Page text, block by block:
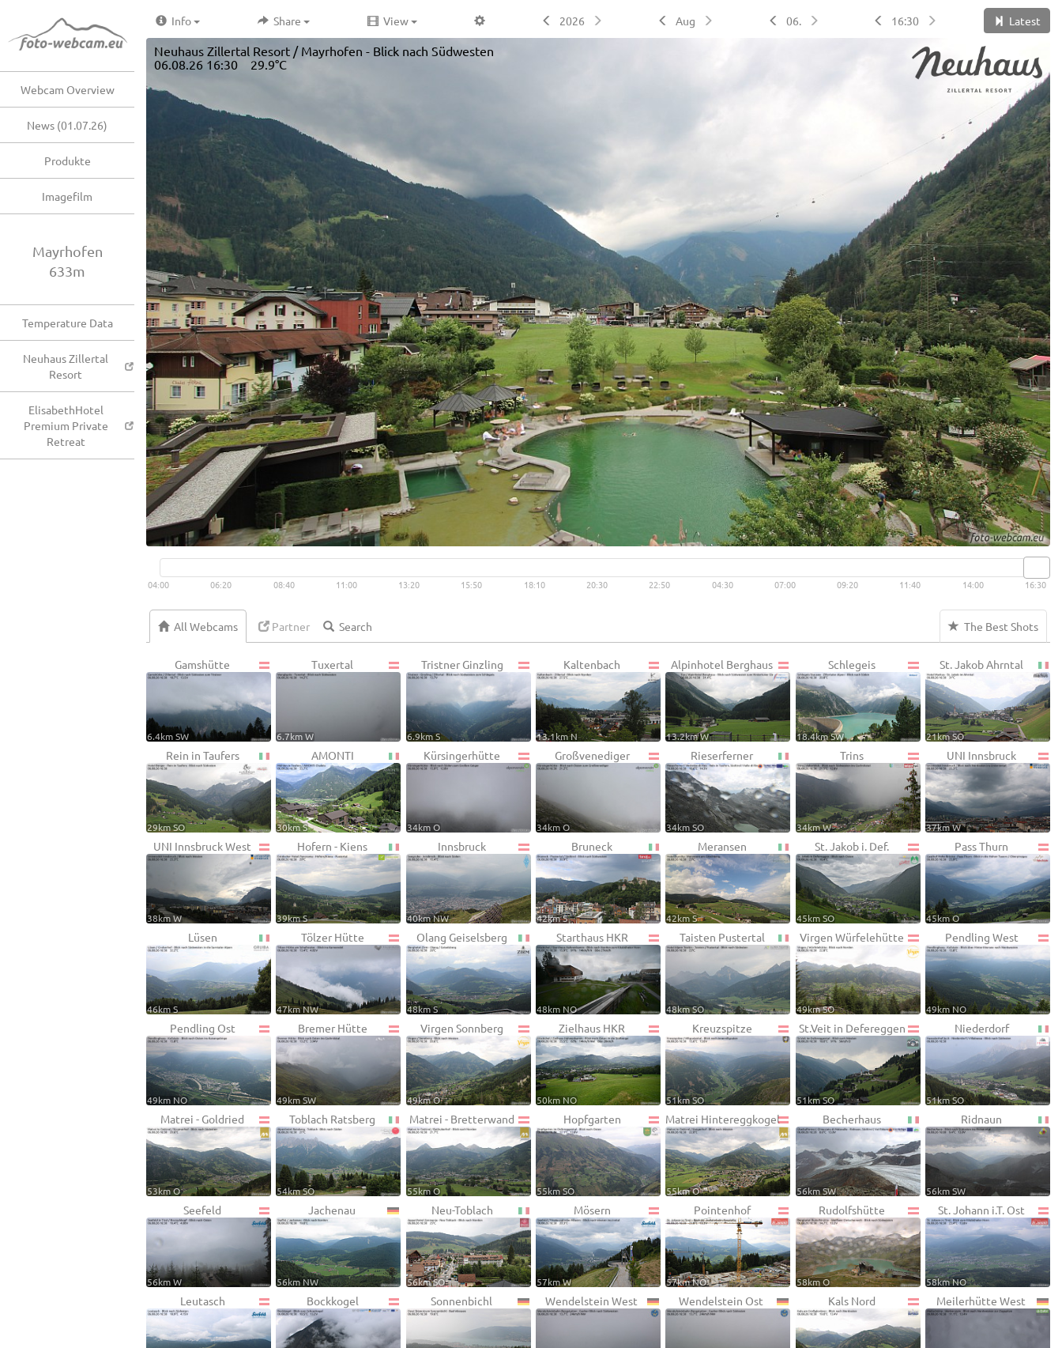
Webcam Overview
News (01.07.26)
Produkte
Imagefilm
Mayrhofen
633m
Temperature Data
Neuhaus Zillertal
Resort
ElisabethHotel
Premium Private
Retreat
Info Share View 2026 Aug 06. 16:30 Latest
Neuhaus Zillertal Resort / Mayrhofen - Blick nach Südwesten
06.08.26 16:30 29.9°C
Live video available → View
04:00 06:20 08:40 11:00 13:20 15:50 18:10 20:30 22:50 04:30 07:00 09:20 11:40 14:00 16:30
All Webcams The Best Shots
Partner
Gamshütte
6.4km SW
Tuxertal
6.7km W
Tristner Ginzling
6.9km S
Kaltenbach
13.1km N
Alpinhotel Berghaus
13.2km W
Schlegeis
18.4km SW
St. Jakob Ahrntal
21km SO
Rein in Taufers
29km SO
AMONTI
30km S
Kürsingerhütte
34km O
Großvenediger
34km O
Rieserferner
34km SO
Trins
34km W
UNI Innsbruck
37km W
UNI Innsbruck West
38km W
Hofern - Kiens
39km S
Innsbruck
40km NW
Bruneck
42km S
Meransen
42km S
St. Jakob i. Def.
45km SO
Pass Thurn
45km O
Lüsen
46km S
Tölzer Hütte
47km NW
Olang Geiselsberg
48km S
Starthaus HKR
48km NO
Taisten Pustertal
48km SO
Virgen Würfelehütte
49km SO
Pendling West
49km NO
Pendling Ost
49km NO
Bremer Hütte
49km SW
Virgen Sonnberg
49km O
Zielhaus HKR
50km NO
Kreuzspitze
51km SO
St.Veit in Defereggen
51km SO
Niederdorf
51km SO
Matrei - Goldried
53km O
Toblach Ratsberg
54km SO
Matrei - Bretterwand
55km O
Hopfgarten
55km SO
Matrei Hintereggkogel
55km O
Becherhaus
56km SW
Ridnaun
56km SW
Seefeld
56km W
Jachenau
56km NW
Neu-Toblach
56km SO
Mösern
57km W
Pointenhof
57km NO
Rudolfshütte
58km O
St. Johann i.T. Ost
58km NO
Leutasch Bockkogel Sonnenbichl Wendelstein West Wendelstein Ost Kals Nord Meilerhütte West